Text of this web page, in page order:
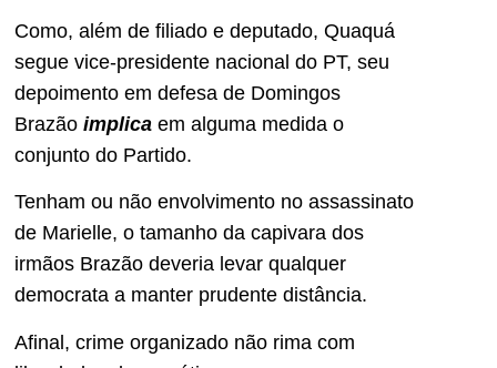
Como, além de filiado e deputado, Quaquá
segue vice-presidente nacional do PT, seu
depoimento em defesa de Domingos
Brazão implica em alguma medida o
conjunto do Partido.
Tenham ou não envolvimento no assassinato
de Marielle, o tamanho da capivara dos
irmãos Brazão deveria levar qualquer
democrata a manter prudente distância.
Afinal, crime organizado não rima com